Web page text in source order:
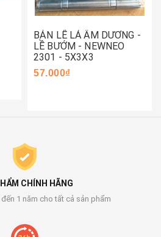
BẢN LỀ LÁ ÂM DƯƠNG -
LỀ BƯỚM - NEWNEO
2301 - 5X3X3
57.000₫
CHÍNH HÃNG
1 năm cho tất cả sản phẩm